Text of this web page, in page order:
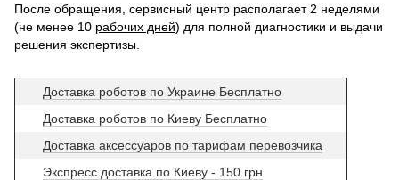
После обращения, сервисный центр располагает 2 неделями
(не менее 10 рабочих дней) для полной диагностики и выдачи
решения экспертизы.
Доставка роботов по Украине Бесплатно
Доставка роботов по Киеву Бесплатно
Доставка аксессуаров по тарифам перевозчика
Экспресс доставка по Киеву - 150 грн